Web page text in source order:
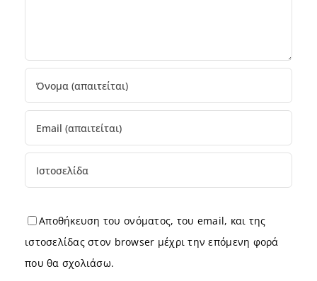
Αποθήκευση του ονόματος, του email, και της
ιστοσελίδας στον browser μέχρι την επόμενη φορά
που θα σχολιάσω.